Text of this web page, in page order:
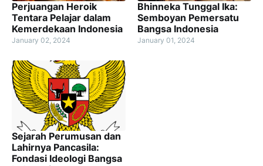
Perjuangan Heroik
Tentara Pelajar dalam
Kemerdekaan Indonesia
January 02, 2024
Bhinneka Tunggal Ika:
Semboyan Pemersatu
Bangsa Indonesia
January 01, 2024
Sejarah Perumusan dan
Lahirnya Pancasila:
Fondasi Ideologi Bangsa